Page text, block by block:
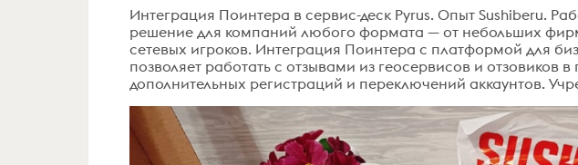
Интеграция Поинтера в сервис-деск Pyrus. Опыт Sushiberu.
решение для компаний любого формата — от небольших
сетевых игроков. Интеграция Поинтера с платформой для
позволяет работать с отзывами из геосервисов и отзовиков
дополнительных регистраций и переключений аккаунтов.